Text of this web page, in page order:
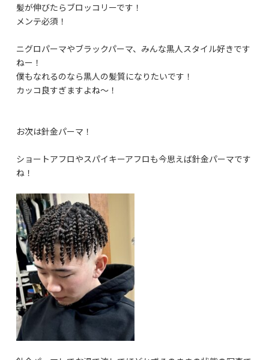
髪が伸びたらブロッコリーです！
メンテ必須！
ニグロパーマやブラックパーマ、みんな黒人スタイル好きです
ねー！
僕もなれるのなら黒人の髪質になりたいです！
カッコ良すぎますよね〜！
お次は針金パーマ！
ショートアフロやスパイキーアフロも今思えば針金パーマです
ね！